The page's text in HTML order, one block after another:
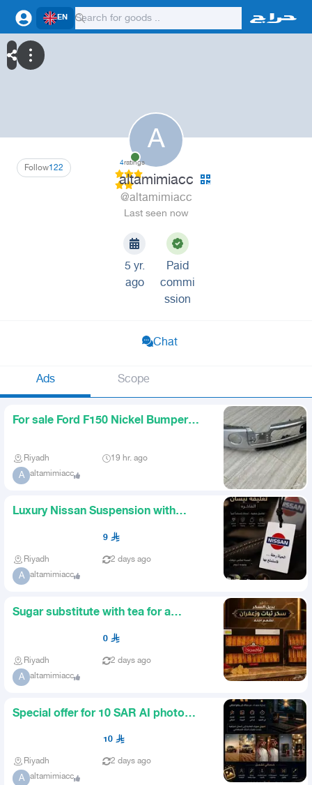
EN
A
122
Follow 4ratings
altamimiacc
@altamimiacc
Last seen now
5 yr.
ago
Paid
commi
ssion
Chat
Ads Scope
For sale Ford F150 Nickel Bumper
Riyadh 19 hr. ago
A altamimiacc
Luxury Nissan Suspension with
Luxurious Quality and Special
9
Riyadh 2 days ago
A altamimiacc
Sugar substitute with tea for a
sweeter and more delicious t
0
Riyadh 2 days ago
A altamimiacc
Special offer for 10 SAR AI photo
10
Riyadh 2 days ago
A altamimiacc